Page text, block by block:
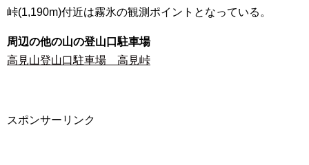
峠(1,190m)付近は霧氷の観測ポイントとなっている。
周辺の他の山の登山口駐車場
高見山登山口駐車場 高見峠
スポンサーリンク